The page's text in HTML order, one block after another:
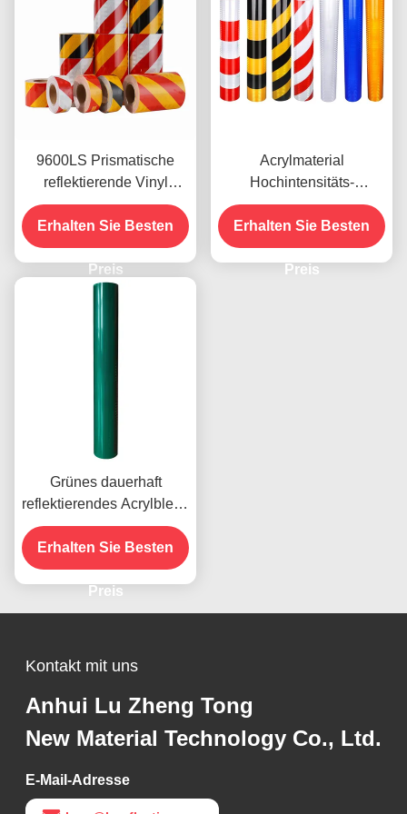
9600LS Prismatische
reflektierende Vinyl
Rollen Film hohe
Intensität
Erhalten Sie Besten
Preis
Acrylmaterial
Hochintensitäts-
Reflexionsfilm 9300s für
Aufkleber für Fahrzeuge
Erhalten Sie Besten
Preis
Grünes dauerhaft
reflektierendes Acrylblech
Vinyl für die
Straßenverkehrssicherheit
Erhalten Sie Besten
Preis
Kontakt mit uns
Anhui Lu Zheng Tong
New Material Technology Co., Ltd.
E-Mail-Adresse